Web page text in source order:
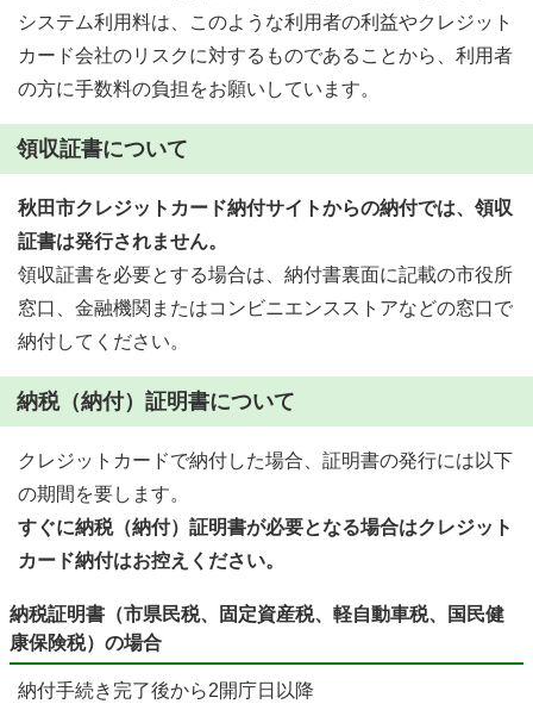
システム利用料は、このような利用者の利益やクレジット
カード会社のリスクに対するものであることから、利用者
の方に手数料の負担をお願いしています。
領収証書について
秋田市クレジットカード納付サイトからの納付では、領収
証書は発行されません。
領収証書を必要とする場合は、納付書裏面に記載の市役所
窓口、金融機関またはコンビニエンスストアなどの窓口で
納付してください。
納税（納付）証明書について
クレジットカードで納付した場合、証明書の発行には以下
の期間を要します。
すぐに納税（納付）証明書が必要となる場合はクレジット
カード納付はお控えください。
納税証明書（市県民税、固定資産税、軽自動車税、国民健
康保険税）の場合
納付手続き完了後から2開庁日以降